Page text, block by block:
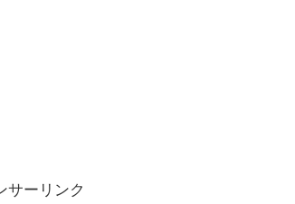
サーリンク